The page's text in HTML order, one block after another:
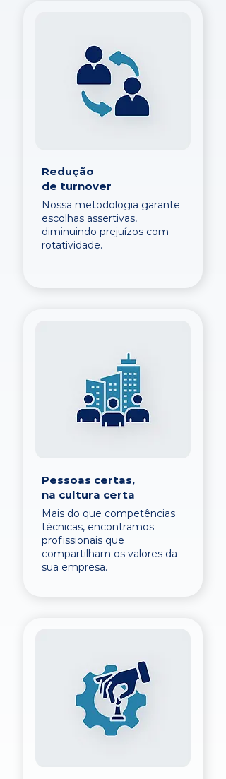
Redução
de turnover
Nossa metodologia garante
escolhas assertivas,
diminuindo prejuízos com
rotatividade.
Pessoas certas,
na cultura certa
Mais do que competências
técnicas, encontramos
profissionais que
compartilham os valores da
sua empresa.